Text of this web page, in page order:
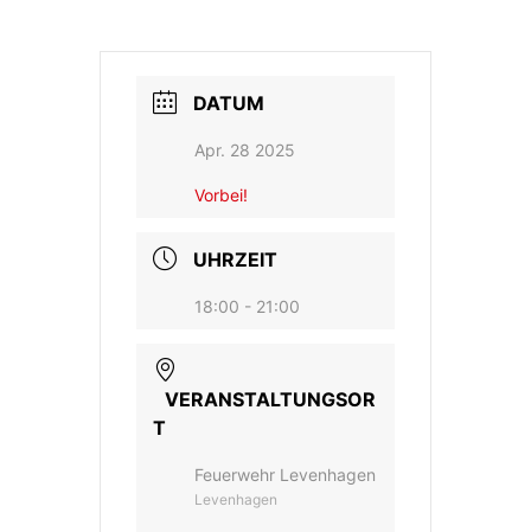
DATUM
Apr. 28 2025
Vorbei!
UHRZEIT
18:00 - 21:00
VERANSTALTUNGSOR
T
Feuerwehr Levenhagen
Levenhagen